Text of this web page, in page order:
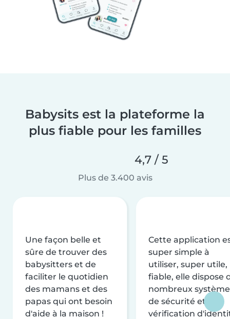
Babysits est la plateforme la
plus fiable pour les familles
4,7 / 5
Plus de 3.400 avis
Une façon belle et
sûre de trouver des
babysitters et de
faciliter le quotidien
des mamans et des
papas qui ont besoin
d'aide à la maison !
Cette application
super simple à
utiliser, super utile,
fiable, elle dispose
nombreux
de sécurité et de
vérification